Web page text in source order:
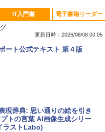
Neo A18 Proチッ
、Liquid Retinaディスプ
カード - 800 Robux 【限
ード】 ロブロックス | オン
カード - 1000 Robux 【限
アイテムを含む】 【オンラ
IT入門書
更新日時：2026/08/08 00:05
ート公式テキスト 第４版
現辞典: 思い通りの絵を引き
トの言葉 AI画像生成シリー
ラストLabo)
電子書籍リーダー